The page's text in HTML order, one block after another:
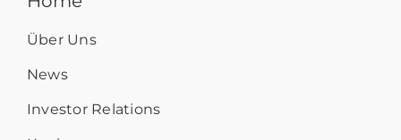
Über Uns
News
Investor Relations